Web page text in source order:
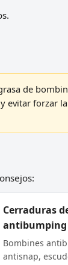
de
evitar forzar
Cerraduras
antibumping
Bombines
antisnap,